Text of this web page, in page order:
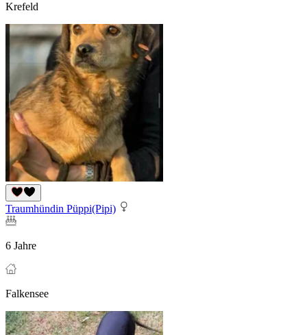
Krefeld
Traumhündin Püppi(Pipi)
6 Jahre
Falkensee